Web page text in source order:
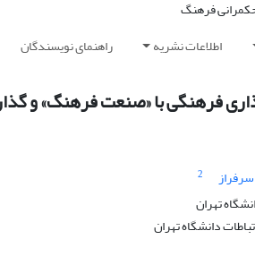
اطلاعات نشریه راهنمای نویسندگان
فرهنگی با «صنعت فرهنگ» و
2
تهران
دانشگاه تهران